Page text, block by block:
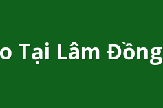
Tại Lâm Đồng